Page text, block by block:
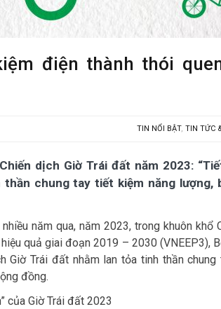
điện thành thói
TIN NỔI BẬT, TIN TỨC
dịch Giờ Trái đất năm 2023:
chung tay tiết kiệm năng lượng,
năm qua, năm 2023, trong khuôn khổ
quả giai đoạn 2019 – 2030 (VNEEP3),
Giờ Trái đất nhằm lan tỏa tinh thần chung
đồng.
của Giờ Trái đất 2023